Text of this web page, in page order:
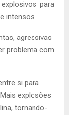
para
intensos.
agressivas
problema com
si para
explosões
tornando-